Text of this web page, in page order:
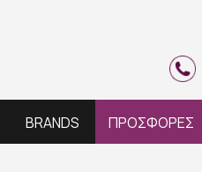
BRANDS ΠΡΟΣΦΟΡΕΣ